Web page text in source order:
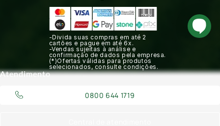
-Divida suas compras em até 2
cartões e pague em até 6x.
-Vendas sujeitas à análise e
confirmação de dados pela empresa.
(*)Ofertas válidas para produtos
selecionados, consulte condições.
Atendimento
0800 644 1719